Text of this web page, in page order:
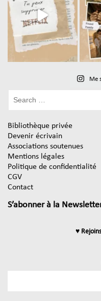
Me
Bibliothèque privée
Devenir écrivain
Associations soutenues
Mentions légales
Politique de confidentialité
CGV
Contact
S’abonner à la
♥